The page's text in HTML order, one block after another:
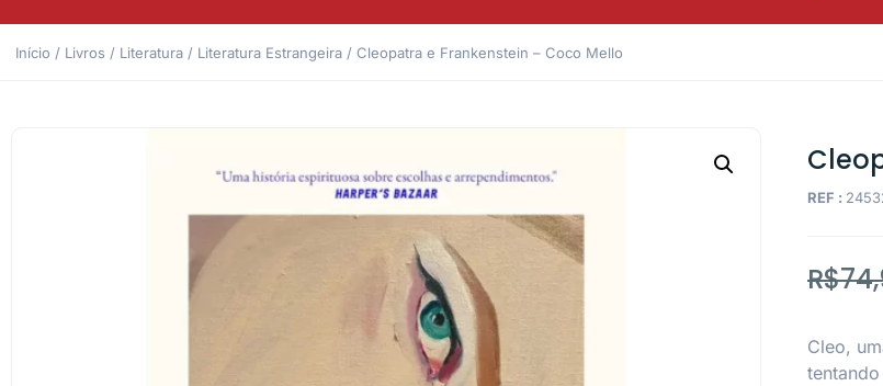
Início / Livros / Literatura / Literatura Estrangeira / Cleopatra e Frankenstein – Coco Mello
REF :
R$
Cleo,